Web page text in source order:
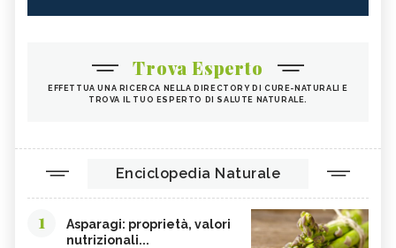
Trova Esperto
EFFETTUA UNA RICERCA NELLA DIRECTORY DI CURE-NATURALI E
TROVA IL TUO ESPERTO DI SALUTE NATURALE.
Enciclopedia Naturale
1
Asparagi: proprietà, valori
nutrizionali...